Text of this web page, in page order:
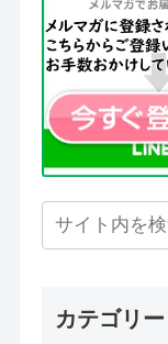
カテゴリー